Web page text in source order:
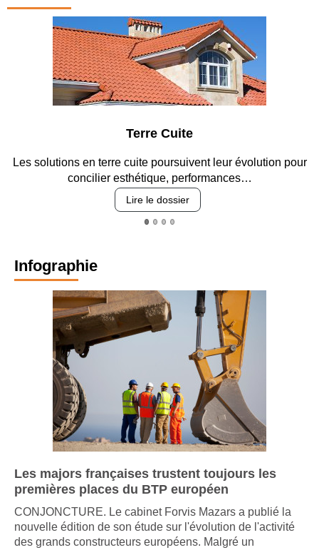
Entre circulation, sécurisation des accès, durabilité des
revêtements et intégration…
Lire le dossier
Infographie
Les majors françaises trustent toujours les
premières places du BTP européen
CONJONCTURE. Le cabinet Forvis Mazars a publié la
nouvelle édition de son étude sur l'évolution de l'activité
des grands constructeurs européens. Malgré un